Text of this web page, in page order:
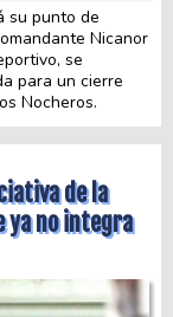
su punto de
Nicanor
se
para un cierre
Nocheros.
de la
ya no integra